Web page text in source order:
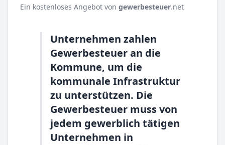
Ein kostenloses Angebot von gewerbesteuer.net
Unternehmen zahlen
Gewerbesteuer an die
Kommune, um die
kommunale Infrastruktur
zu unterstützen. Die
Gewerbesteuer muss von
jedem gewerblich tätigen
Unternehmen in